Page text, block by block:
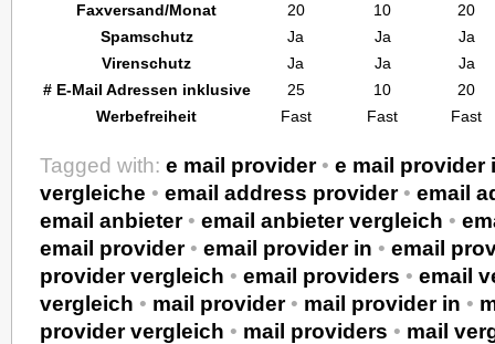
Faxversand/Monat
20 10
20
Spamschutz
Ja Ja
Ja
Virenschutz
Ja Ja
Ja
# E-Mail Adressen inklusive
25 10
20
Werbefreiheit
Fast Fast Fast
Tagged with: e mail provider• e mail provider
vergleiche • email address provider• email
email anbieter• email anbieter vergleich •
email provider• email provider in • email
provider vergleich • email providers • email
vergleich • mail provider• mail provider in •
provider vergleich • mail providers • mail